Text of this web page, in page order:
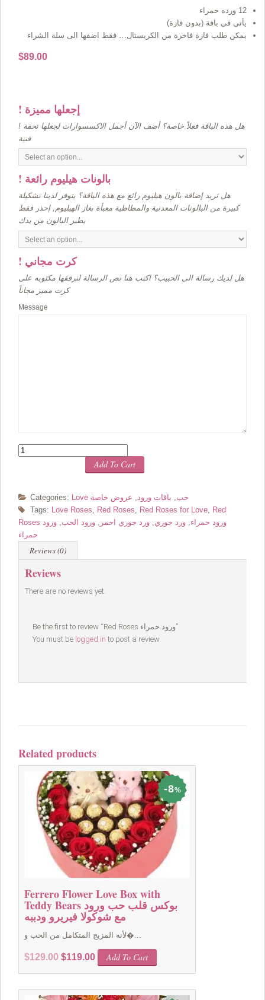
12 ورده حمراء
يأتي في باقة (بدون فازة)
يمكن طلب فازة فاخرة من الكريستال… فقط اضفها الى سلة الشراء
$89.00
! إجعلها مميزة
! هل هذه الباقة فعلاً خاصة؟ أضف الآن أجمل الاكسسوارات لجعلها تحفة
فنية
! بالونات هيليوم رائعة
هل تريد إضافة بالون هيليوم رائع مع هذه الباقة؟ يتوفر لدينا تشكيلة
كبيرة من البالونات المعدنية والمطاطية معبأة بغاز الهيليوم, إحذر فقط
يطير البالون من يدك
! كرت مجاني
هل لديك رسالة الى الحبيب؟ اكتب هنا نص الرسالة لنرفقها مكتوبه على
كرت مميز مجاناً
Message
Quantity
Add To Cart
Categories: Love حب باقات ورود
عروض خاصة
Tags: Love Roses Red Roses Red Roses for Love Red
Roses ورود حمراء ورد جوري ورد جوري احمر ورود الحب ورود
حمراء
Reviews (0)
Reviews
There are no reviews yet.
Be the first to review “Red Roses ورود حمراء”
You must be logged in to post a review.
Related products
8%
Ferrero Flower Love Box with
Teddy Bears بوكس قلب حب ورود
مع شوكولا فيريرو ودببه
لأنه المزيج المتكامل من الحب و�...
$129.00 Original
$129.00.
$119.00Current
price
$119.00.
Add To Cart